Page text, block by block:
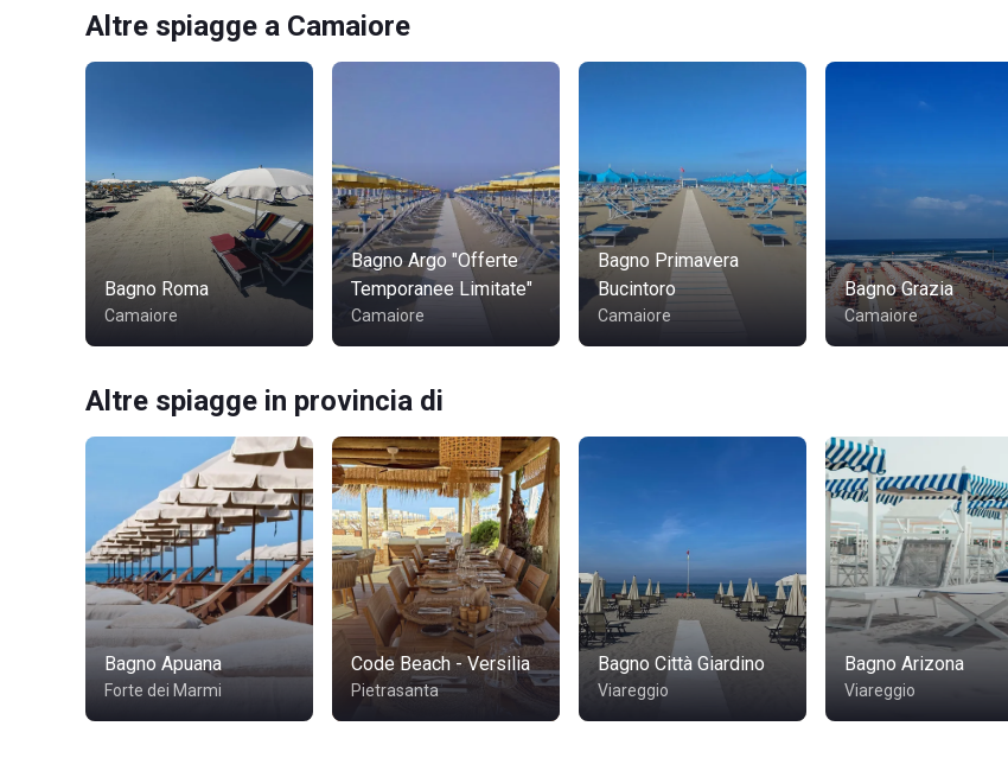
Altre spiagge a Camaiore
Bagno Roma
Camaiore
Bagno Argo "Offerte
Temporanee Limitate"
Camaiore
Bagno Primavera
Bucintoro
Camaiore
Bagno Grazia
Camaiore
Altre spiagge in provincia di
Bagno Apuana
Forte dei Marmi
Code Beach - Versilia
Pietrasanta
Bagno Città Giardino
Viareggio
Bagno Arizona
Viareggio